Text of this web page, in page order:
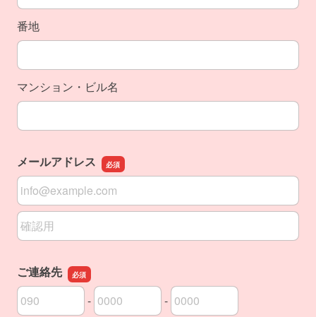
番地
マンション・ビル名
メールアドレス
メールアドレス
メールアドレスの確認用
ご連絡先
ご連絡先の市外局番
-
ご連絡先の市内局番 -
ご連絡先の加入者番号